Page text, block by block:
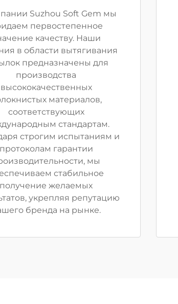
Suzhou Soft Gem мы
первостепенное
качеству. Наши
в области вытягивания
предназначены для
производства
высококачественных
материалов,
соответствующих
стандартам.
строгим испытаниям и
протоколам гарантии
мы
стабильное
получение желаемых
укрепляя репутацию
бренда на рынке.